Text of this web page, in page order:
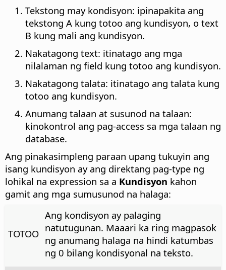
Tekstong may kondisyon: ipinapakita ang
tekstong A kung totoo ang kundisyon, o text
B kung mali ang kundisyon.
Nakatagong text: itinatago ang mga
nilalaman ng field kung totoo ang kundisyon.
Nakatagong talata: itinatago ang talata kung
totoo ang kundisyon.
Anumang talaan at susunod na talaan:
kinokontrol ang pag-access sa mga talaan ng
database.
Ang pinakasimpleng paraan upang tukuyin ang
isang kundisyon ay ang direktang pag-type ng
lohikal na expression sa a Kundisyon kahon
gamit ang mga sumusunod na halaga:
TOTOO
Ang kondisyon ay palaging
natutugunan. Maaari ka ring magpasok
ng anumang halaga na hindi katumbas
ng 0 bilang kondisyonal na teksto.